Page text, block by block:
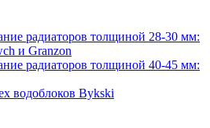
радиаторов толщиной 28-30 мм:
и Granzon
радиаторов толщиной 40-45 мм:
водоблоков Bykski